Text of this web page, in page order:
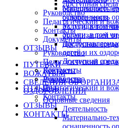
Доступная среда
Руководство
Педагогический и
Контакты
Документы
ОТЗЫВЫ
ПУТЕВКИ
ВОЖАТЫМ
СВЕДЕНИЯ ОБ
ОЗДОРОВЛЕНИЯ
Основные сведения
Деятельность
Материально-
оснащенность
оснащенность
оздоровления
Услуги, в том
организацией
Доступная среда
Руководство
Педагогический и
Контакты
Документы
ОТЗЫВЫ
Материально-
оснащенность
их оздоровления
Услуги, в том
детей и их
Доступная среда
Документы
Руководство
Педагогический и
Контакты
ОТЗЫВЫ
КОНТАКТЫ